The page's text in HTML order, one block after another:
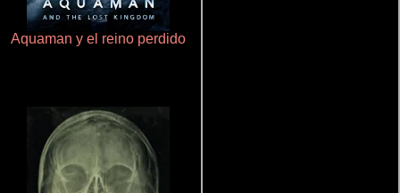
Aquaman y el reino perdido